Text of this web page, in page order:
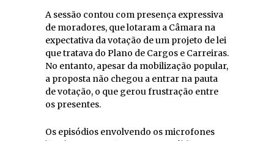
A sessão contou com presença expressiva
de moradores, que lotaram a Câmara na
expectativa da votação de um projeto de lei
que tratava do Plano de Cargos e Carreiras.
No entanto, apesar da mobilização popular,
a proposta não chegou a entrar na pauta
de votação, o que gerou frustração entre
os presentes.
Os episódios envolvendo os microfones